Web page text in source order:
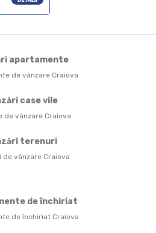
apartamente
de vânzare Craiova
case vile
de vânzare Craiova
terenuri
de vânzare Craiova
de închiriat
de închiriat Craiova